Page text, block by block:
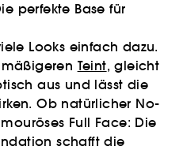
perfekte Base für
Looks einfach dazu.
Teint, gleicht
aus und lässt die
Ob natürlicher No-
Full Face: Die
schafft die